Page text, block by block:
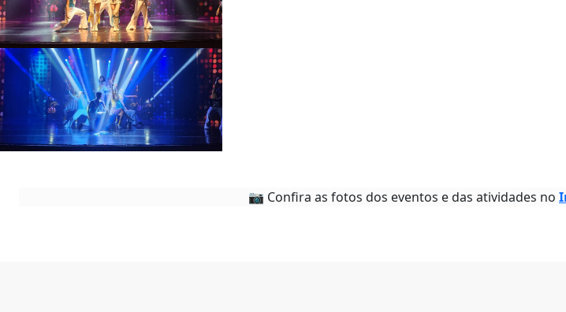
📷 Confira as fotos dos eventos e das atividades no